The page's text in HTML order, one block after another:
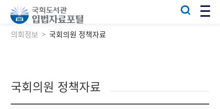
의회정보 국회의원 정책자료
국회의원 정책자료